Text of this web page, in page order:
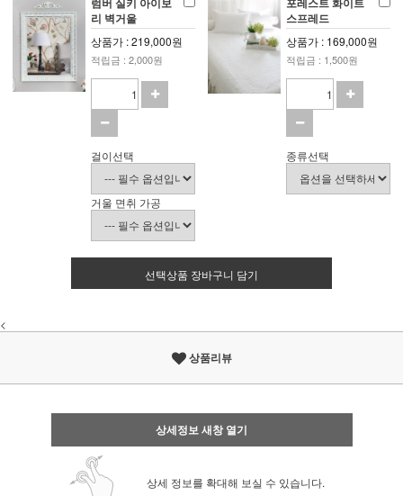
리 벽거울
상품가 : 219,000원
적립금 : 2,000원
걸이선택
거울 면취 가공
스프레드
상품가 : 169,000원
적립금 : 1,500원
종류선택
선택상품 장바구니 담기
<
상품리뷰
상세정보 새창 열기
상세 정보를 확대해 보실 수 있습니다.